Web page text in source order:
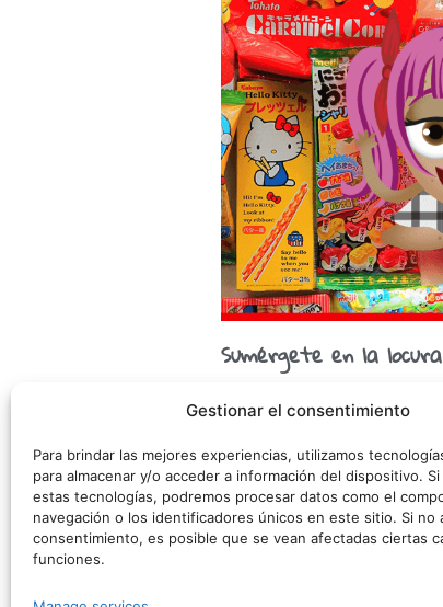
Gestionar el consentimiento
Para brindar las mejores experiencias, utilizamos
para almacenar y/o acceder a información del dispositivo.
estas tecnologías, podremos procesar datos como el
navegación o los identificadores únicos en este sitio. Si no
consentimiento, es posible que se vean afectadas ciertas
funciones.
Sumérgete en la
Apetecibles o no, las
cualquiera… ¡Por su